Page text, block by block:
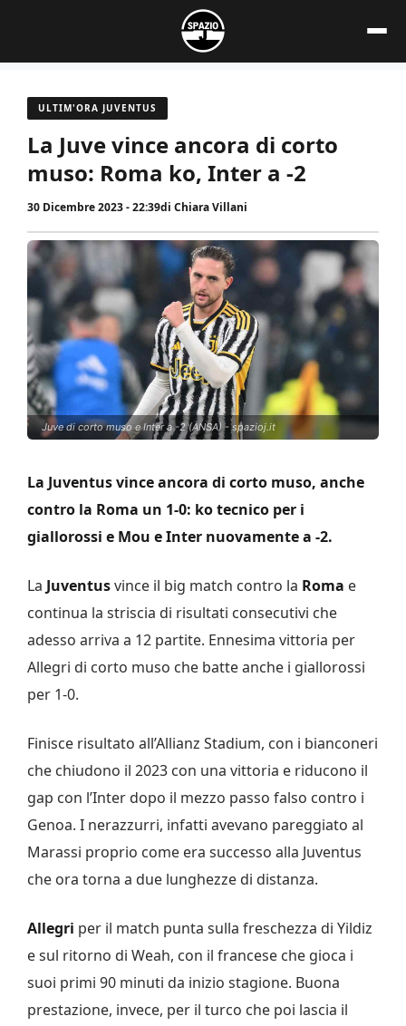
contenuto
ULTIM'ORA JUVENTUS
La Juve vince ancora di corto
muso: Roma ko, Inter a -2
30 Dicembre 2023 - 22:39di Chiara Villani
Juve di corto muso e Inter a -2 (ANSA) - spazioj.it
La Juventus vince ancora di corto muso, anche
contro la Roma un 1-0: ko tecnico per i
giallorossi e Mou e Inter nuovamente a -2.
La Juventusvince il big match contro la Roma e
continua la striscia di risultati consecutivi che
adesso arriva a 12 partite. Ennesima vittoria per
Allegri di corto muso che batte anche i giallorossi
per 1-0.
Finisce risultato all’Allianz Stadium, con i bianconeri
che chiudono il 2023 con una vittoria e riducono il
gap con l’Inter dopo il mezzo passo falso contro i
Genoa. I nerazzurri, infatti avevano pareggiato al
Marassi proprio come era successo alla Juventus
che ora torna a due lunghezze di distanza.
Allegri per il match punta sulla freschezza di Yildiz
e sul ritorno di Weah, con il francese che gioca i
suoi primi 90 minuti da inizio stagione. Buona
prestazione, invece, per il turco che poi lascia il